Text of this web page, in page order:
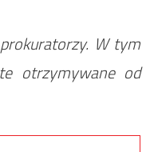
W tym
otrzymywane od